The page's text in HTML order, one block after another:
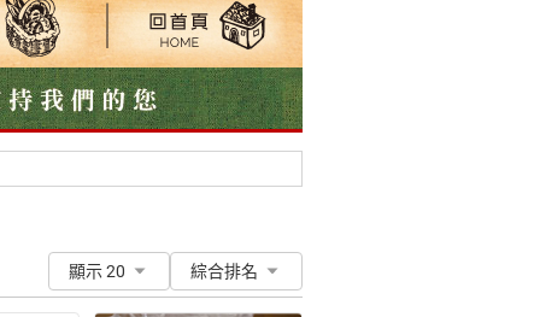
顯示 20 綜合排名